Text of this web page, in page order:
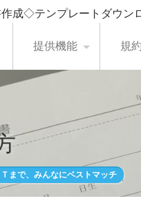
成◇テンプレートダウ
提供機能 規
まで、みんなにベストマッチ